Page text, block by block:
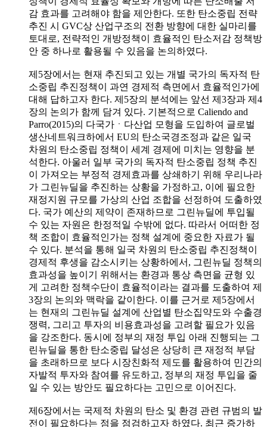
감 효과를 고려해야 함을 제안한다. 또한 탄소중립 전략
추진 시 GVC상 산업구조의 전환 방향에 대한 실마리를
토대로, 전략적인 개방정책이 효율적인 탄소저감 정책방
안 중 하나로 활용될 수 있음을 논의하였다.
제5장에서는 현재 추진되고 있는 개별 국가의 독자적 탄
소중립 추진정책이 과연 경제적 측면에서 효율적인가에
대해 답하고자 한다. 제5장의 분석에는 앞선 제3장과 제4
장의 논의가 함께 담겨 있다. 기본적으로 Caliendo and
Parro(2015)의 다국가ㆍ다산업 모형을 도입하여 글로벌
생산네트워크하에서 EU의 탄소국경조정과 같은 일국
차원의 탄소중립 정책이 세계 경제에 미치는 영향을 분
석한다. 아울러 일부 국가의 독자적 탄소중립 정책 추진
이 가져오는 부정적 경제효과를 상쇄하기 위해 우리나라
가 그린뉴딜을 추진하는 상황을 가정하고, 이에 필요한
재정지원 규모를 가상의 산업 조합을 선정하여 도출하였
다. 국가 예산의 제약이 존재하므로 그린뉴딜에 투입될
수 있는 자원은 한정적일 수밖에 없다. 따라서 어떠한 정
책 조합이 효율적인가는 정책 설계에 중요한 자료가 될
수 있다. 분석을 통해 일국 차원의 탄소중립 추진정책이
경제적 후생을 감소시키는 상황하에서, 그린뉴딜 정책의
효과성을 높이기 위해서는 환경과 통상 측면을 균형 있
게 고려한 정책수단이 효율적이라는 결과를 도출하여 제
3장의 논의와 맥락을 같이한다. 이를 근거로 제5장에서
는 현재의 그린뉴딜 설계에 산업별 탄소집약도와 수출경
쟁력, 그리고 투자의 비용효과성을 고려할 필요가 있음
을 강조한다. 동시에 정부의 재정 투입 아래 진행되는 그
린뉴딜을 통한 탄소중립 달성은 상당히 큰 재정적 부담
을 초래하므로 보다 시장친화적 제도를 활용하여 민간의
자발적 투자와 참여를 유도하고, 정부의 재정 투입을 줄
일 수 있는 방안도 필요하다는 고민으로 이어진다.
제6장에서는 국제적 차원의 탄소 및 환경 관련 규범의 발
전이 필요하다는 점을 점검하고자 하였다. 최근 증가하